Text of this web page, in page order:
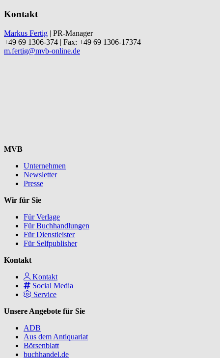
Kontakt
Markus Fertig | PR-Manager
+49 69 1306-374 | Fax: +49 69 1306-17374
m.fertig@mvb-online.de
MVB
Unternehmen
Newsletter
Presse
Wir für Sie
Für Verlage
Für Buchhandlungen
Für Dienstleister
Für Selfpublisher
Kontakt
Kontakt
Social Media
Service
Unsere Angebote für Sie
ADB
Aus dem Antiquariat
Börsenblatt
buchhandel.de